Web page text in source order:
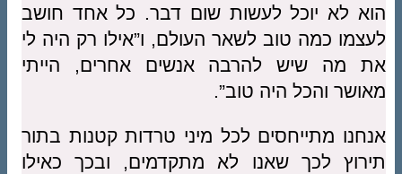
הוא לא יוכל לעשות שום דבר. כל אחד חושב
לעצמו כמה טוב לשאר העולם, ו”אילו רק היה לי
את מה שיש להרבה אנשים אחרים, הייתי
מאושר והכל היה טוב”.
אנחנו מתייחסים לכל מיני טרדות קטנות בתור
תירוץ לכך שאנו לא מתקדמים, ובכך כאילו